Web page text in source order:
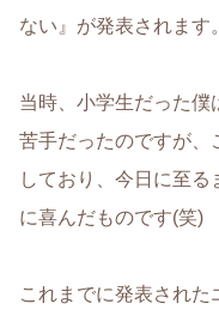
ない』が発表されます。
当時、小学生だった
苦手だったのですが、
しており、今日に至
に喜んだものです(笑)
これまでに発表された